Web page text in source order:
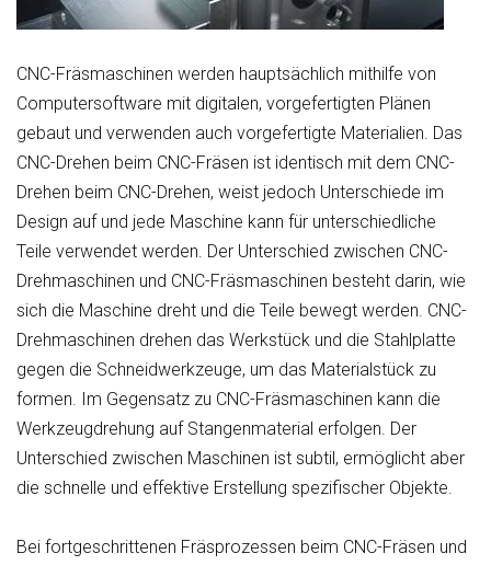
CNC-Fräsmaschinen werden hauptsächlich mithilfe von
Computersoftware mit digitalen, vorgefertigten Plänen
gebaut und verwenden auch vorgefertigte Materialien. Das
CNC-Drehen beim CNC-Fräsen ist identisch mit dem CNC-
Drehen beim CNC-Drehen, weist jedoch Unterschiede im
Design auf und jede Maschine kann für unterschiedliche
Teile verwendet werden. Der Unterschied zwischen CNC-
Drehmaschinen und CNC-Fräsmaschinen besteht darin, wie
sich die Maschine dreht und die Teile bewegt werden. CNC-
Drehmaschinen drehen das Werkstück und die Stahlplatte
gegen die Schneidwerkzeuge, um das Materialstück zu
formen. Im Gegensatz zu CNC-Fräsmaschinen kann die
Werkzeugdrehung auf Stangenmaterial erfolgen. Der
Unterschied zwischen Maschinen ist subtil, ermöglicht aber
die schnelle und effektive Erstellung spezifischer Objekte.
Bei fortgeschrittenen Fräsprozessen beim CNC-Fräsen und